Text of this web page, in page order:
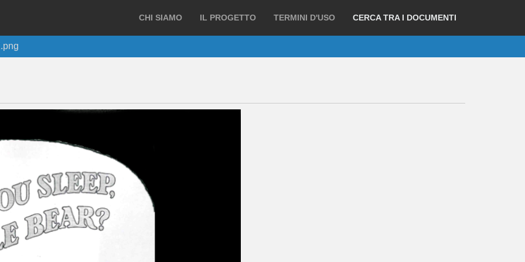
CHI SIAMO IL PROGETTO TERMINI D'USO CERCA TRA I DOCUMENTI